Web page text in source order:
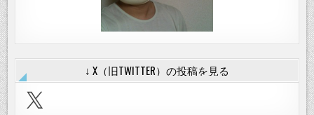
↓ X（旧TWITTER）の投稿を見る
X